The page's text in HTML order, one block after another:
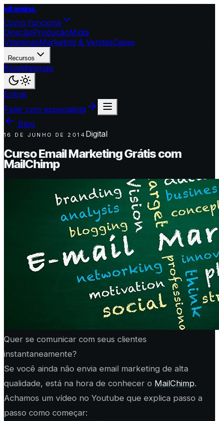
vitamina.
Como funciona
DireçãoProduçãoMídia
VitaminasMarketing & VendasCases
Recursos
BlogMateriais
Entrar
Falar com especialista
Blog
16 DE JUNHO DE 2014 Digital
Curso Email Marketing Grátis com
MailChimp
Quer se comunicar com seus clientes
instantaneamente?
Se você ainda não envia email marketing de alta
qualidade, está na hora de conhecer o MailChimp.
Achamos um vídeo no Youtube que explica passo a
passo como começar: